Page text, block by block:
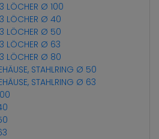
LÖCHER Ø 100
LÖCHER Ø 40
LÖCHER Ø 50
LÖCHER Ø 63
LÖCHER Ø 80
STAHLRING Ø 50
STAHLRING Ø 63